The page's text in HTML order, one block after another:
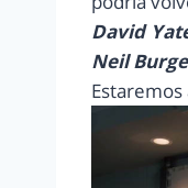
David
Neil